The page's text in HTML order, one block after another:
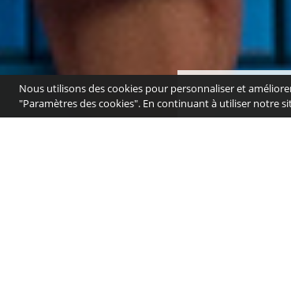
Nous utilisons des cookies pour personnaliser et
"Paramètres des cookies". En continuant à utiliser notre